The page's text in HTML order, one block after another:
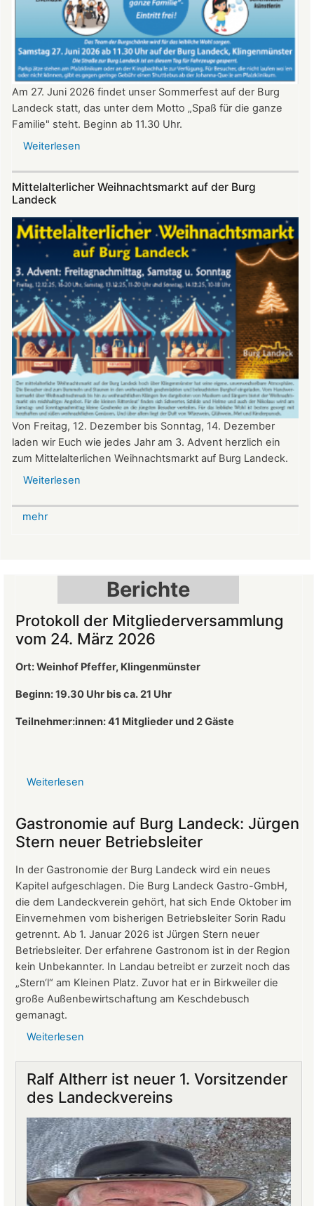
Uhr​​​​​​​​​​​​​​
Am 27. Juni 2026 findet unser Sommerfest auf der Burg
Landeck statt, das unter dem Motto „Spaß für die ganze
Familie" steht. Beginn ab 11.30 Uhr.
Weiterlesen
Burg
Mittelalterlicher Weihnachtsmarkt auf der Burg
Landeck
Von Freitag, 12. Dezember bis Sonntag, 14. Dezember
laden wir Euch wie jedes Jahr am 3. Advent herzlich ein
zum Mittelalterlichen Weihnachtsmarkt auf Burg Landeck.
Weiterlesen
Landeck
mehr
Berichte
Protokoll der Mitgliederversammlung
vom 24. März 2026
Ort: Weinhof Pfeffer, Klingenmünster
Beginn: 19.30 Uhr bis ca. 21 Uhr
Teilnehmer:innen: 41 Mitglieder und 2 Gäste
Weiterlesen
der
Mitgliederversammlung
vom
März
2026
Gastronomie auf Burg Landeck: Jürgen
Stern neuer Betriebsleiter
In der Gastronomie der Burg Landeck wird ein neues
Kapitel aufgeschlagen. Die Burg Landeck Gastro-GmbH,
die dem Landeckverein gehört, hat sich Ende Oktober im
Einvernehmen vom bisherigen Betriebsleiter Sorin Radu
getrennt. Ab 1. Januar 2026 ist Jürgen Stern neuer
Betriebsleiter. Der erfahrene Gastronom ist in der Region
kein Unbekannter. In Landau betreibt er zurzeit noch das
„Stern‘l“ am Kleinen Platz. Zuvor hat er in Birkweiler die
große Außenbewirtschaftung am Keschdebusch
gemanagt.
Weiterlesen
Burg
Landeck:
Jürgen
Stern
neuer
Betriebsleiter
Ralf Altherr ist neuer 1. Vorsitzender
des Landeckvereins